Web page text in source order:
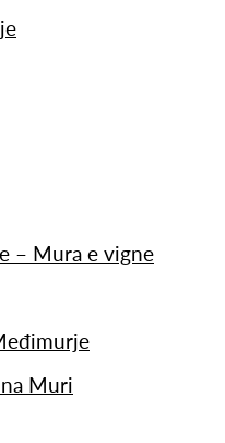
– Mura e vigne
Muri